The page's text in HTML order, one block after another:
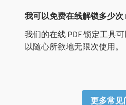
我可以免费在线解锁多少次
我们的在线 PDF 锁定工具
以随心所欲地无限次使用。
更多常见